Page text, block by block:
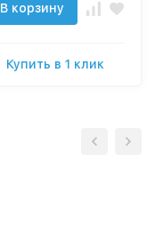
В корзину
Купить в 1 клик